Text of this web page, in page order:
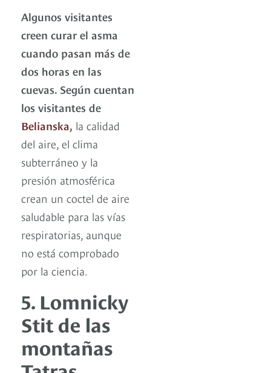
Algunos visitantes
creen curar el asma
cuando pasan más de
dos horas en las
cuevas. Según cuentan
los visitantes de
Belianska, la calidad
del aire, el clima
subterráneo y la
presión atmosférica
crean un coctel de aire
saludable para las vías
respiratorias, aunque
no está comprobado
por la ciencia.
5. Lomnicky
Stit de las
montañas